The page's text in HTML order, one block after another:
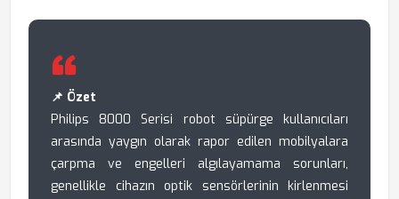
📌 Özet
Philips 8000 Serisi robot süpürge kullanıcıları
arasında yaygın olarak rapor edilen mobilyalara
çarpma ve engelleri algılayamama sorunları,
genellikle cihazın optik sensörlerinin kirlenmesi